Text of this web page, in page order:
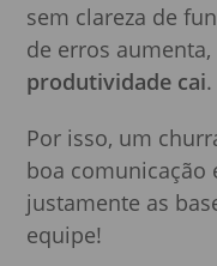
sem clareza de
de erros
produtividade cai.
Por isso, um
boa comunicação
justamente as
equipe!